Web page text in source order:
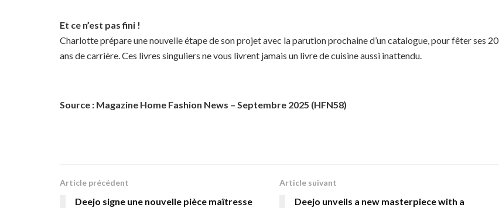
Et ce n’est pas fini !
Charlotte prépare une nouvelle étape de son projet avec la parution prochaine d’un catalogue, pour fêter ses 20
ans de carrière. Ces livres singuliers ne vous livrent jamais un livre de cuisine aussi inattendu.
Source : Magazine Home Fashion News – Septembre 2025 (HFN58)
Article précédent
Deejo signe une nouvelle pièce maîtresse
Article suivant
Deejo unveils a new masterpiece with a